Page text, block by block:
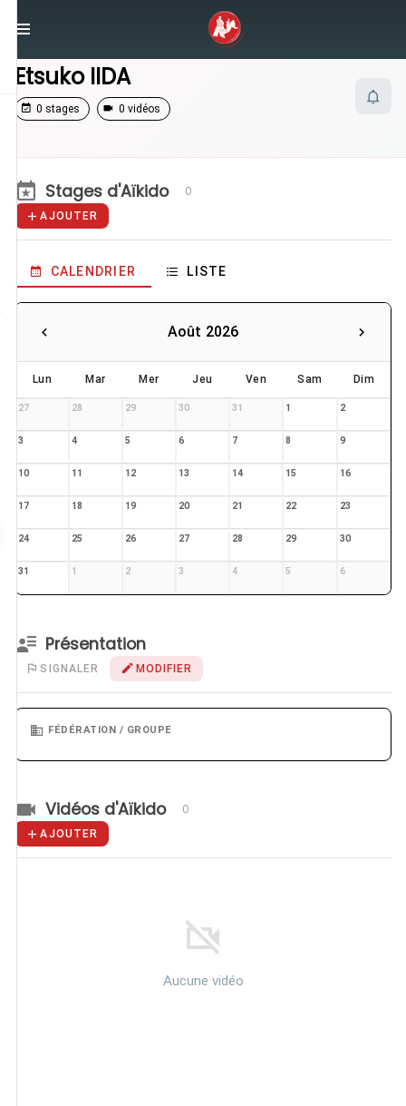
Etsuko IIDA
Etsuko IIDA
0 stages 0 vidéos
Stages d'Aïkido 0
AJOUTER
CALENDRIER LISTE
Août 2026
Lun Mar Mer Jeu Ven Sam Dim
27 28 29 30 31 1 2
3 4 5 6 7 8 9
10 11 12 13 14 15 16
17 18 19 20 21 22 23
24 25 26 27 28 29 30
31 1 2 3 4 5 6
Présentation
SIGNALER MODIFIER
FÉDÉRATION / GROUPE
Vidéos d'Aïkido 0
AJOUTER
Aucune vidéo